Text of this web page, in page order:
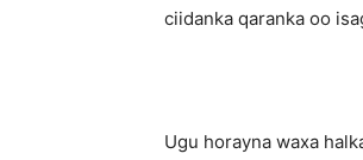
ciidanka qaranka oo
Ugu horayna waxa